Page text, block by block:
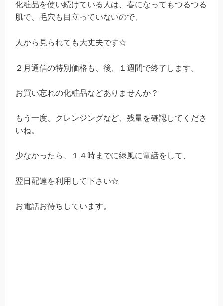
化粧品を使い続けている人は、春になってもつるつる
肌で、毛穴も目立っていないので、
人から見られても大丈夫です☆
２月通信の特別価格も、後、１週間で終了します。
お買い忘れの化粧品などありませんか？
もう一度、クレンジングなど、残量を確認してくださ
いね。
少なかったら、１４時までに緑風に電話をして、
翌日配達を利用して下さい☆
お電話お待ちしています。